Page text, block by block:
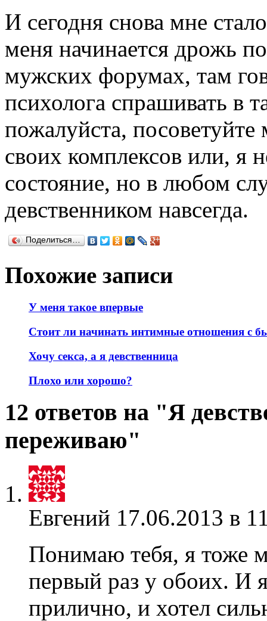
И сегодня снова мне
меня начинается дрожь
мужских форумах, там
психолога спрашивать в
пожалуйста,
своих комплексов или, я
состояние, но в любом
девственником навсегда.
Поделиться…
Похожие записи
У меня такое впервые
Стоит ли начинать интимные отношения с
Хочу секса, а я девственница
Плохо или хорошо?
12 ответов на "Я
переживаю"
Евгений 17.06.2013 в
Понимаю тебя, я тоже
первый раз у обоих. И
прилично, и хотел